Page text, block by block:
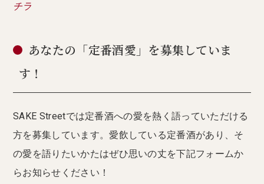
チラ
あなたの「定番酒愛」を募集していま
す！
SAKE Streetでは定番酒への愛を熱く語っていただける
方を募集しています。愛飲している定番酒があり、そ
の愛を語りたいかたはぜひ思いの丈を下記フォームか
らお知らせください！